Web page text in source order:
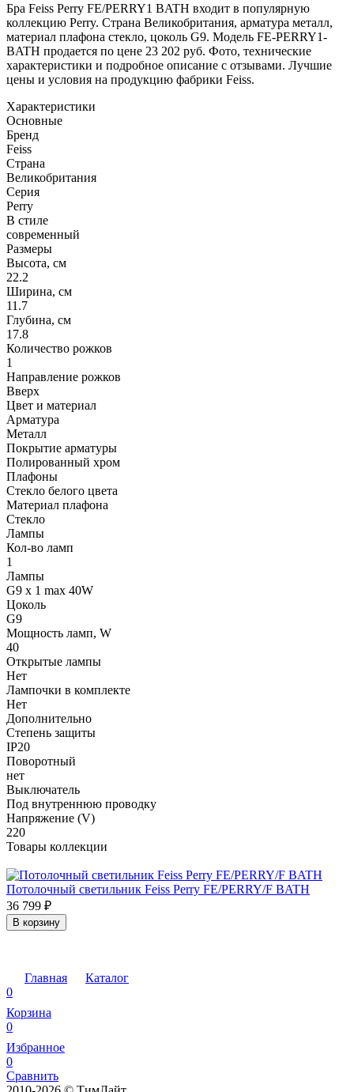
Бра Feiss Perry FE/PERRY1 BATH входит в популярную
коллекцию Perry. Страна Великобритания, арматура металл,
материал плафона стекло, цоколь G9. Модель FE-PERRY1-
BATH продается по цене 23 202 руб. Фото, технические
характеристики и подробное описание с отзывами. Лучшие
цены и условия на продукцию фабрики Feiss.
Характеристики
Основные
Бренд
Feiss
Страна
Великобритания
Серия
Perry
В стиле
современный
Размеры
Высота, см
22.2
Ширина, см
11.7
Глубина, см
17.8
Количество рожков
1
Направление рожков
Вверх
Цвет и материал
Арматура
Металл
Покрытие арматуры
Полированный хром
Плафоны
Стекло белого цвета
Материал плафона
Стекло
Лампы
Кол-во ламп
1
Лампы
G9 x 1 max 40W
Цоколь
G9
Мощность ламп, W
40
Открытые лампы
Нет
Лампочки в комплекте
Нет
Дополнительно
Степень защиты
IP20
Поворотный
нет
Выключатель
Под внутреннюю проводку
Напряжение (V)
220
Товары коллекции
Потолочный светильник Feiss Perry FE/PERRY/F BATH
36 799 ₽
В корзину
Главная
Каталог
0
Корзина
0
Избранное
0
Сравнить